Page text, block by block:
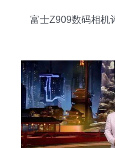
富士Z909数码相机